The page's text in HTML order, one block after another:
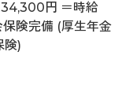
円 ＝時給
険完備 (厚生年金
険)